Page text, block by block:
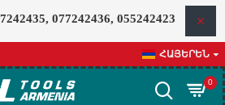
077242436, 055242423
ՀԱՅԵՐԵՆ
0